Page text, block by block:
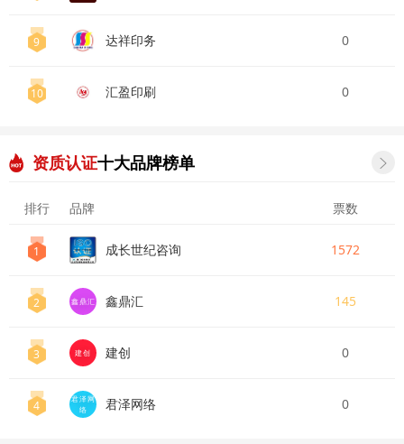
9 达祥印务 0
10 汇盈印刷 0
资质认证十大品牌榜单 
排行 品牌 票数
1 成长世纪咨询 1572
2 鑫鼎汇 鑫鼎汇 145
3 建创 建创 0
4
君泽网
络
君泽网络 0